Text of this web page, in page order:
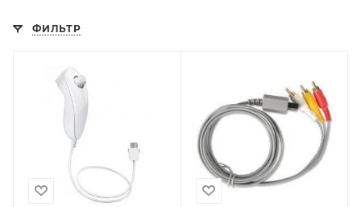
ФИЛЬТР